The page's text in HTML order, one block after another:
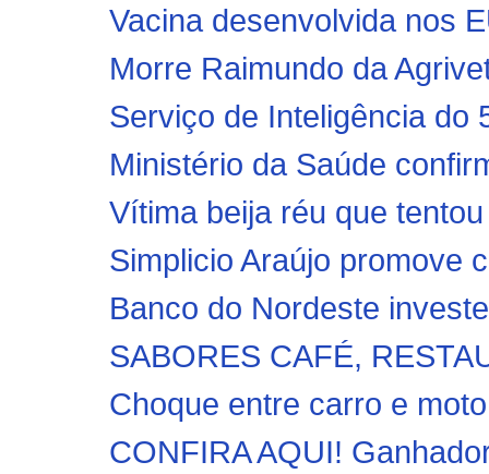
Vacina desenvolvida nos
Morre Raimundo da
Serviço de Inteligência do
Ministério da Saúde
Vítima beija réu que
Simplicio Araújo promove
Banco do Nordeste
SABORES CAFÉ,
Choque entre carro e
CONFIRA AQUI!